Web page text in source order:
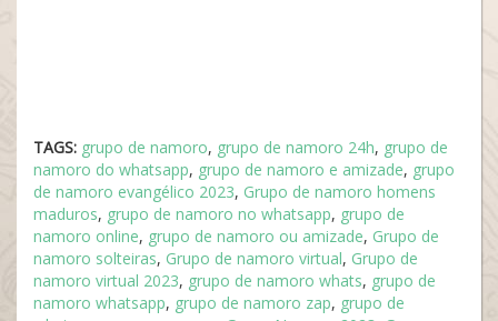
TAGS: grupo de namoro, grupo de namoro 24h, grupo de
namoro do whatsapp, grupo de namoro e amizade, grupo
de namoro evangélico 2023, Grupo de namoro homens
maduros, grupo de namoro no whatsapp, grupo de
namoro online, grupo de namoro ou amizade, Grupo de
namoro solteiras, Grupo de namoro virtual, Grupo de
namoro virtual 2023, grupo de namoro whats, grupo de
namoro whatsapp, grupo de namoro zap, grupo de